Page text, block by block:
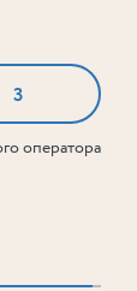
3
оператора